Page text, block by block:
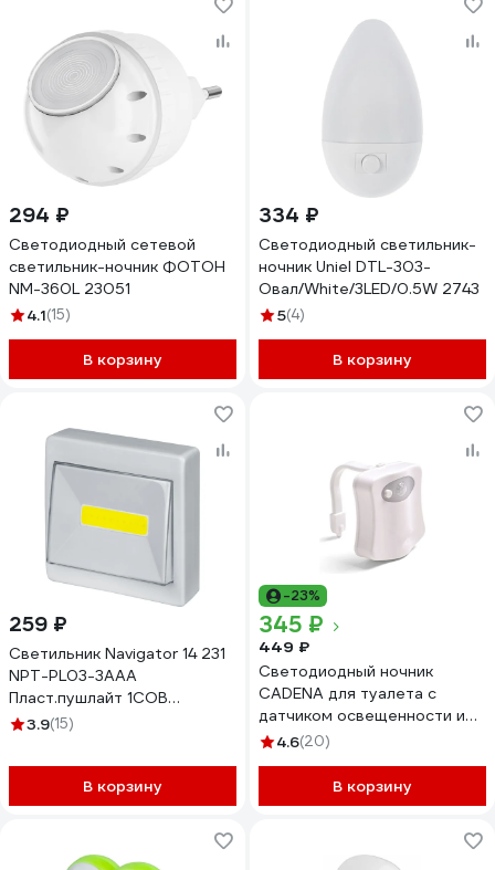
294 ₽
Светодиодный сетевой
светильник-ночник ФОТОН
NM-360L 23051
4.1(15)
В корзину
334 ₽
Светодиодный светильник-
ночник Uniel DTL-303-
Овал/White/3LED/0.5W 2743
5(4)
В корзину
259 ₽
Светильник Navigator 14 231
NPT-PL03-3AAA
Пласт.пушлайт 1COB
LEDx3Вт,1реж. 14231
3.9(15)
В корзину
-23%
345 ₽
449 ₽
Светодиодный ночник
CADENA для туалета с
датчиком освещенности и
движения LedWC
4.6(20)
В корзину